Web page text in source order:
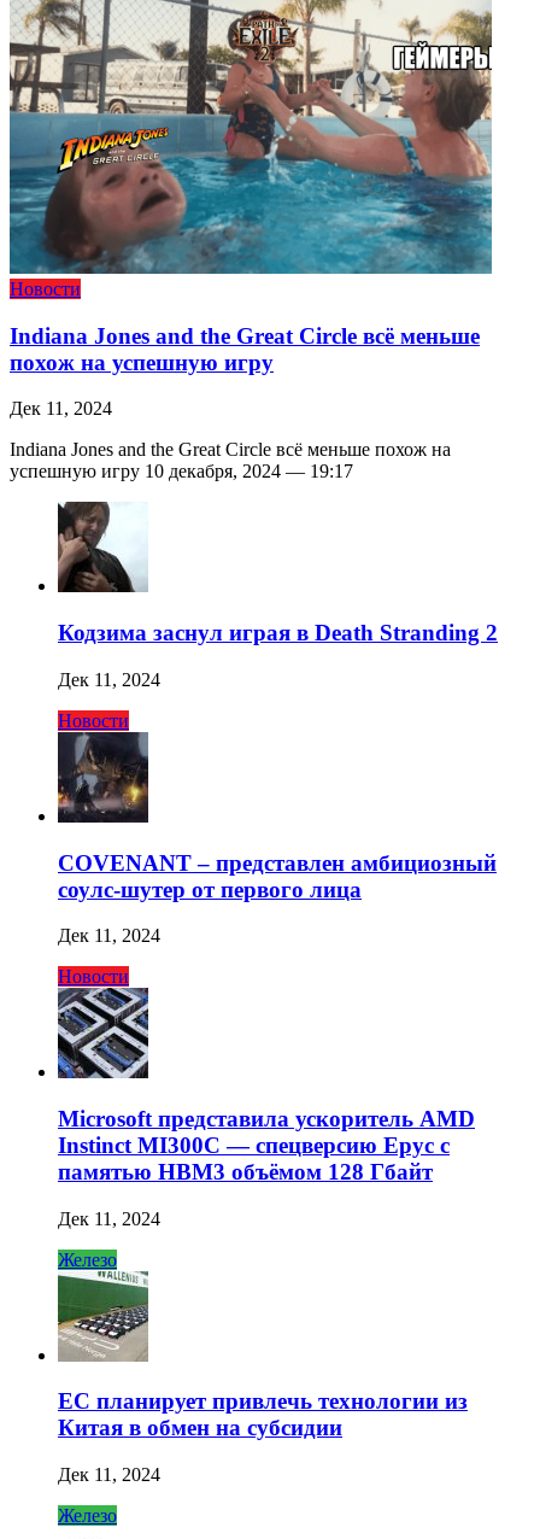
Новости
Indiana Jones and the Great Circle всё меньше
похож на успешную игру
Дек 11, 2024
Indiana Jones and the Great Circle всё меньше похож на
успешную игру 10 декабря, 2024 — 19:17
Кодзима заснул играя в Death Stranding 2
Дек 11, 2024
Новости
COVENANT – представлен амбициозный
соулс-шутер от первого лица
Дек 11, 2024
Новости
Microsoft представила ускоритель AMD
Instinct MI300C — спецверсию Epyc с
памятью HBM3 объёмом 128 Гбайт
Дек 11, 2024
Железо
ЕС планирует привлечь технологии из
Китая в обмен на субсидии
Дек 11, 2024
Железо